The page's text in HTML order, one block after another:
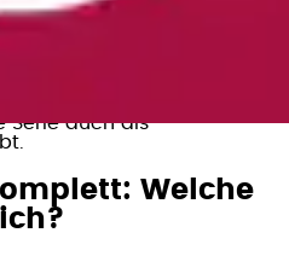
mögliche
Möbel
Serie auch als
Welche